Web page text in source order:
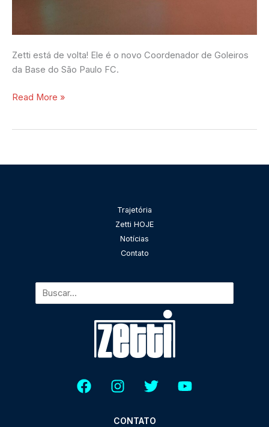
Zetti está de volta! Ele é o novo Coordenador de Goleiros
da Base do São Paulo FC.
Read More »
Trajetória
Zetti HOJE
Notícias
Contato
Pesquisar
CONTATO